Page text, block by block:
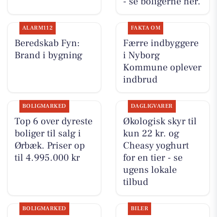
ALARM112
Beredskab Fyn:
Brand i bygning
FAKTA OM
Færre indbyggere
i Nyborg
Kommune oplever
indbrud
BOLIGMARKED
Top 6 over dyreste
boliger til salg i
Ørbæk. Priser op
til 4.995.000 kr
DAGLIGVARER
Økologisk skyr til
kun 22 kr. og
Cheasy yoghurt
for en tier - se
ugens lokale
tilbud
BOLIGMARKED BILER